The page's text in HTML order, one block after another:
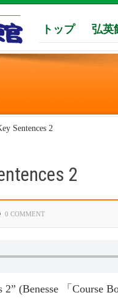
トップ 弘英
Sentences 2
2
0 COMMENT
2” (Benesse 「